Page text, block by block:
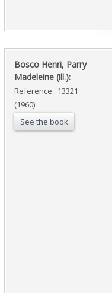
‎Bosco Henri, Parry
Madeleine (ill.): ‎
Reference : 13321
(1960)
See the book